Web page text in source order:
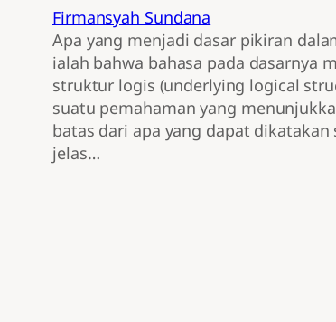
Firmansyah Sundana
Apa yang menjadi dasar pikiran
ialah bahwa bahasa pada dasarnya
struktur logis (underlying logical
suatu pemahaman yang
batas dari apa yang dapat dikatakan
jelas…